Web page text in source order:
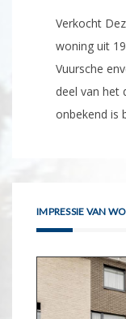
Verkocht
woning uit
Vuursche
deel van het
onbekend is
IMPRESSIE VAN